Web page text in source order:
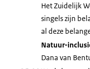
Het Zuidelijk
singels zijn
al deze
Natuur-
Dana van